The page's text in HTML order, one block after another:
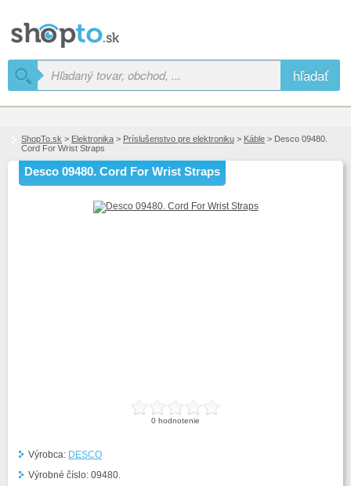
hľadať
ShopTo.sk > Elektronika > Príslušenstvo pre elektroniku > Káble > Desco 09480.
Cord For Wrist Straps
Desco 09480. Cord For Wrist Straps
0 hodnotenie
Výrobca: DESCO
Výrobné číslo: 09480.